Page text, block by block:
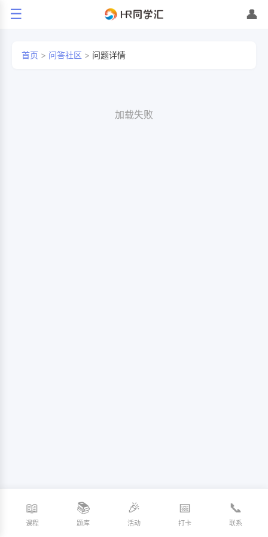
☰ 👤
首页 > 问答社区 > 问题详情
加载失败
📖
课程
📚
题库
🎉
活动
📅
打卡
📞
联系